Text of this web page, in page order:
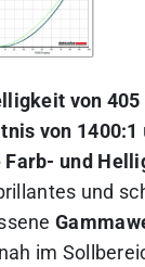
von 405
von 1400:1
Farb- und
und
im